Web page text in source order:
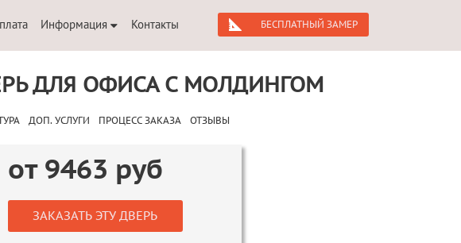
Информация Контакты БЕСПЛАТНЫЙ ЗАМЕР
ДЛЯ ОФИСА С МОЛДИНГОМ
ДОП. УСЛУГИ ПРОЦЕСС ЗАКАЗА ОТЗЫВЫ
от 9463 руб
ЗАКАЗАТЬ ЭТУ ДВЕРЬ